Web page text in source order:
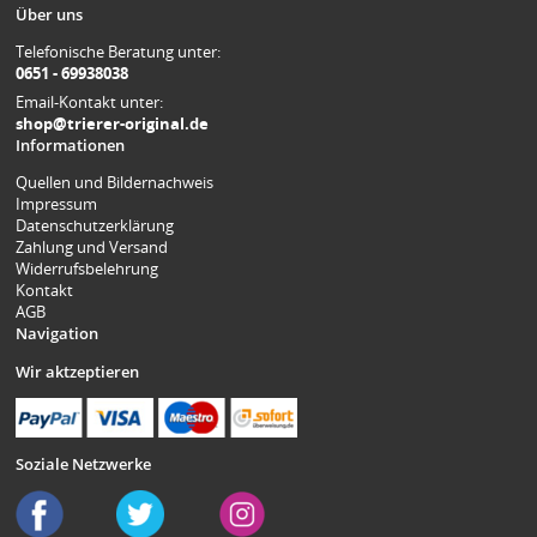
Über uns
Telefonische Beratung unter:
0651 - 69938038
Email-Kontakt unter:
shop@trierer-original.de
Informationen
Quellen und Bildernachweis
Impressum
Datenschutzerklärung
Zahlung und Versand
Widerrufsbelehrung
Kontakt
AGB
Navigation
Wir aktzeptieren
Soziale Netzwerke